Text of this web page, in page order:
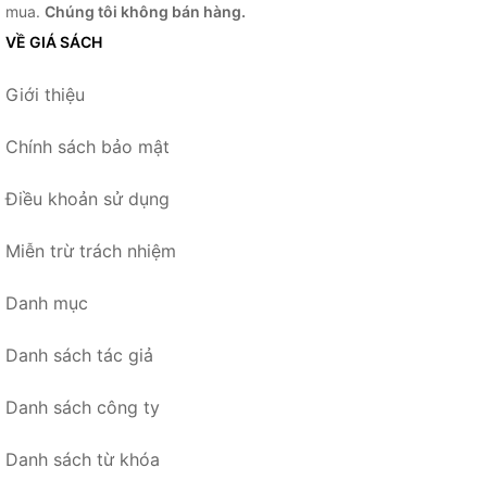
mua. Chúng tôi không bán hàng.
VỀ GIÁ SÁCH
Giới thiệu
Chính sách bảo mật
Điều khoản sử dụng
Miễn trừ trách nhiệm
Danh mục
Danh sách tác giả
Danh sách công ty
Danh sách từ khóa